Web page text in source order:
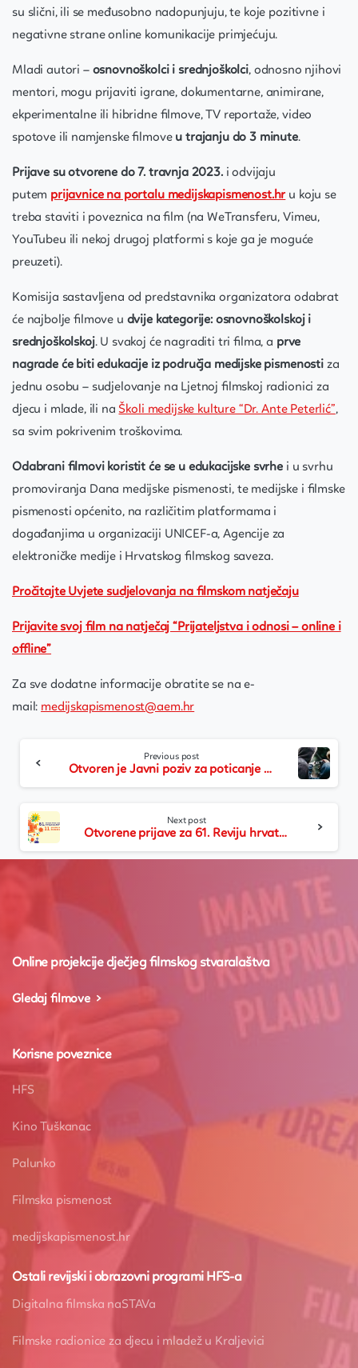
su slični, ili se međusobno nadopunjuju, te koje pozitivne i
negativne strane online komunikacije primjećuju.
Mladi autori – osnovnoškolci i srednjoškolci, odnosno njihovi
mentori, mogu prijaviti igrane, dokumentarne, animirane,
ekperimentalne ili hibridne filmove, TV reportaže, video
spotove ili namjenske filmove u trajanju do 3 minute.
Prijave su otvorene do 7. travnja 2023.i odvijaju
putem prijavnice na portalu medijskapismenost.hru koju se
treba staviti i poveznica na film (na WeTransferu, Vimeu,
YouTubeu ili nekoj drugoj platformi s koje ga je moguće
preuzeti).
Komisija sastavljena od predstavnika organizatora odabrat
će najbolje filmove u dvije kategorije: osnovnoškolskoj i
srednjoškolskoj. U svakoj će nagraditi tri filma, a prve
nagrade će biti edukacije iz područja medijske pismenostiza
jednu osobu – sudjelovanje na Ljetnoj filmskoj radionici za
djecu i mlade, ili na Školi medijske kulture “Dr. Ante Peterlić”,
sa svim pokrivenim troškovima.
Odabrani filmovi koristit će se u edukacijske svrhe i u svrhu
promoviranja Dana medijske pismenosti, te medijske i filmske
pismenosti općenito, na različitim platformama i
događanjima u organizaciji UNICEF-a, Agencije za
elektroničke medije i Hrvatskog filmskog saveza.
Pročitajte Uvjete sudjelovanja na filmskom natječaju
Prijavite svoj film na natječaj “Prijateljstva i odnosi – online i
offline”
Za sve dodatne informacije obratite se na e-
mail: medijskapismenost@aem.hr
Reading
Previous post
Otvoren je Javni poziv za poticanje rada školskih filmskih družina u školskoj godini 2022./2023.
Next post
Otvorene prijave za 61. Reviju hrvatskog filmskog stvaralaštva djece i 11. Smotru hrvatskog školskog filma
Online projekcije dječjeg filmskog stvaralaštva
Gledaj filmove
Korisne poveznice
HFS
Kino Tuškanac
Palunko
Filmska pismenost
medijskapismenost.hr
Ostali revijski i obrazovni programi HFS-a
Digitalna filmska naSTAVa
Filmske radionice za djecu i mladež u Kraljevici